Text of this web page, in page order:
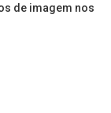
de imagem nos